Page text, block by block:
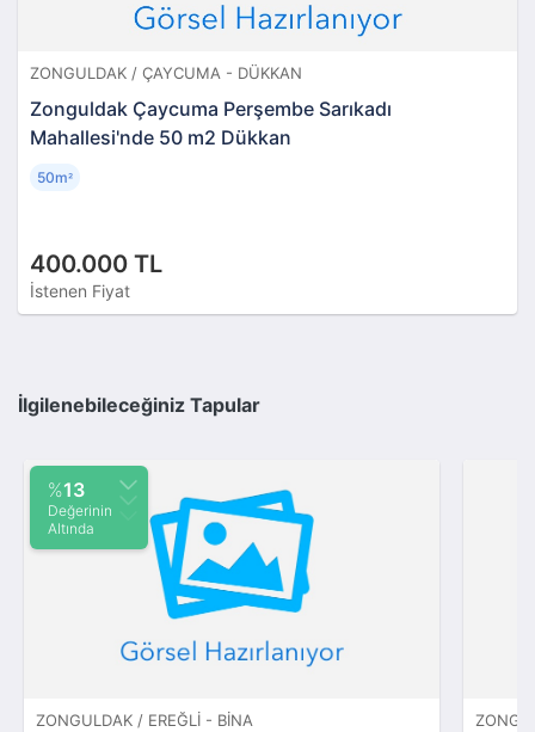
ZONGULDAK / ÇAYCUMA - DÜKKAN
Zonguldak Çaycuma Perşembe Sarıkadı
Mahallesi'nde 50 m2 Dükkan
400.000 TL
İstenen Fiyat
50m²
İlgilenebileceğiniz Tapular
%13
Değerinin
Altında
ZONGULDAK / EREĞLI - BINA